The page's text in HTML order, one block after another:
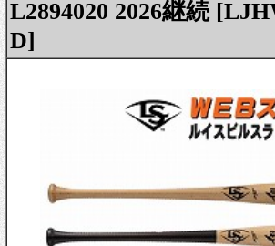
L2894020 2026継続
D]